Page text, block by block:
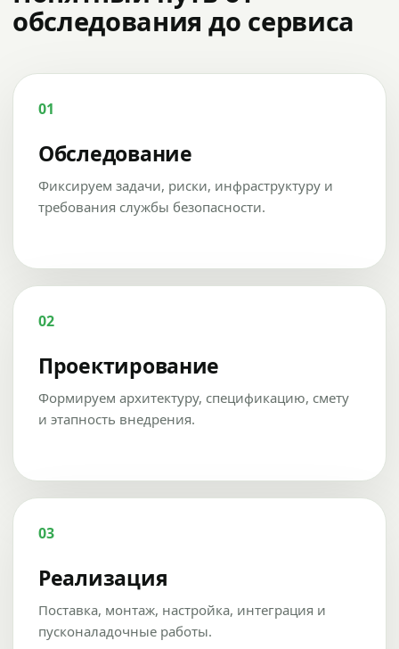
обследования до сервиса
01
Обследование
Фиксируем задачи, риски, инфраструктуру и
требования службы безопасности.
02
Проектирование
Формируем архитектуру, спецификацию, смету
и этапность внедрения.
03
Реализация
Поставка, монтаж, настройка, интеграция и
пусконаладочные работы.